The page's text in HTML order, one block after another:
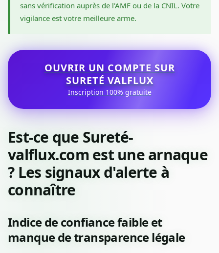
sans vérification auprès de l'AMF ou de la CNIL. Votre
vigilance est votre meilleure arme.
OUVRIR UN COMPTE SUR
SURETÉ VALFLUX
Inscription 100% gratuite
Est-ce que Sureté-
valflux.com est une arnaque
? Les signaux d'alerte à
connaître
Indice de confiance faible et
manque de transparence légale